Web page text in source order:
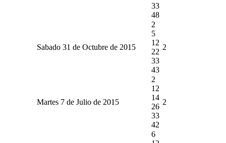
33
48
Sabado 31 de Octubre de 2015
2
5
12
22
33
43
2
Martes 7 de Julio de 2015
2
12
14
26
33
42
2
6